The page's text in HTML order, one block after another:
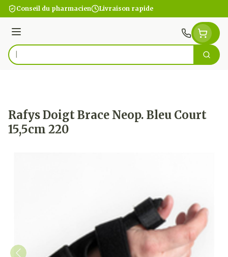
Aller au contenu
Conseil du pharmacien Livraison rapide
Menu
Rechercher
Rafys Doigt Brace Neop. Bleu Court
15,5cm 220